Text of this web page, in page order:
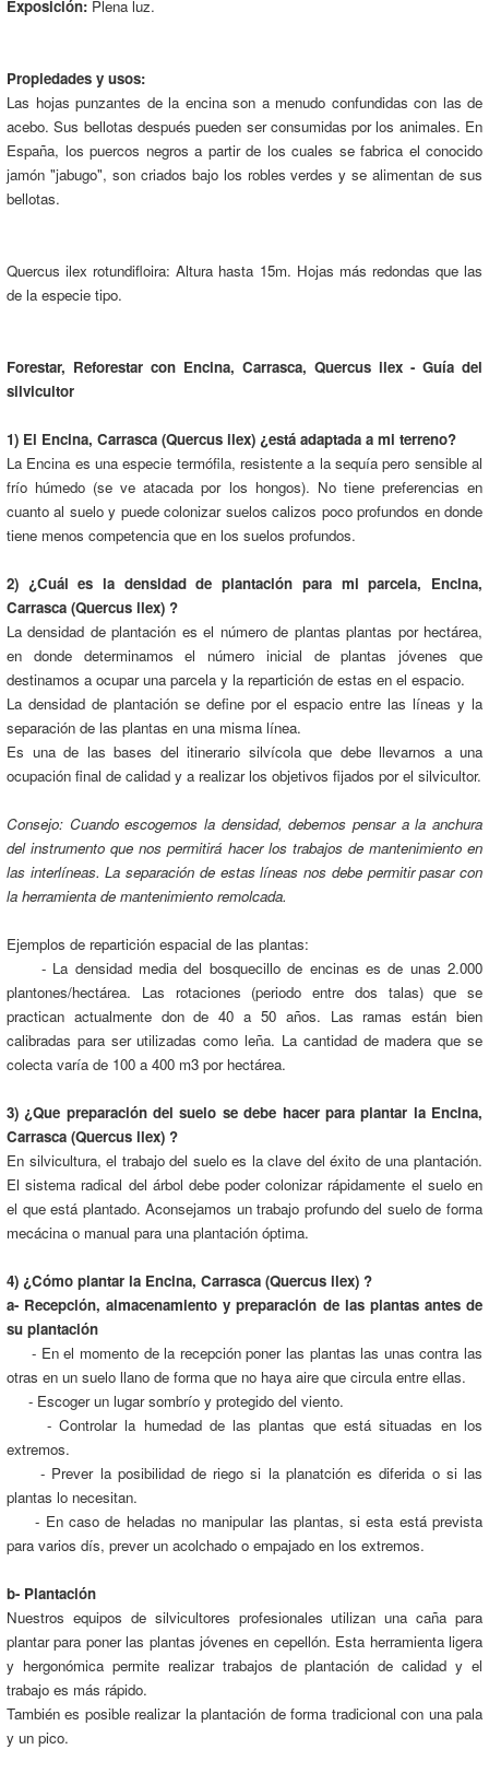
Exposición: Plena luz.
Propiedades y usos:
Las hojas punzantes de la encina son a menudo confundidas con las de
acebo. Sus bellotas después pueden ser consumidas por los animales. En
España, los puercos negros a partir de los cuales se fabrica el conocido
jamón "jabugo", son criados bajo los robles verdes y se alimentan de sus
bellotas.
Quercus ilex rotundifloira: Altura hasta 15m. Hojas más redondas que las
de la especie tipo.
Forestar, Reforestar con Encina, Carrasca, Quercus ilex - Guía del
silvicultor
1) El Encina, Carrasca (Quercus ilex) ¿está adaptada a mi terreno?
La Encina es una especie termófila, resistente a la sequía pero sensible al
frío húmedo (se ve atacada por los hongos). No tiene preferencias en
cuanto al suelo y puede colonizar suelos calizos poco profundos en donde
tiene menos competencia que en los suelos profundos.
2) ¿Cuál es la densidad de plantación para mi parcela, Encina,
Carrasca (Quercus ilex) ?
La densidad de plantación es el número de plantas plantas por hectárea,
en donde determinamos el número inicial de plantas jóvenes que
destinamos a ocupar una parcela y la repartición de estas en el espacio.
La densidad de plantación se define por el espacio entre las líneas y la
separación de las plantas en una misma línea.
Es una de las bases del itinerario silvícola que debe llevarnos a una
ocupación final de calidad y a realizar los objetivos fijados por el silvicultor.
Consejo: Cuando escogemos la densidad, debemos pensar a la anchura
del instrumento que nos permitirá hacer los trabajos de mantenimiento en
las interlíneas. La separación de estas líneas nos debe permitir pasar con
la herramienta de mantenimiento remolcada.
Ejemplos de repartición espacial de las plantas:
- La densidad media del bosquecillo de encinas es de unas 2.000
plantones/hectárea. Las rotaciones (periodo entre dos talas) que se
practican actualmente don de 40 a 50 años. Las ramas están bien
calibradas para ser utilizadas como leña. La cantidad de madera que se
colecta varía de 100 a 400 m3 por hectárea.
3) ¿Que preparación del suelo se debe hacer para plantar la Encina,
Carrasca (Quercus ilex) ?
En silvicultura, el trabajo del suelo es la clave del éxito de una plantación.
El sistema radical del árbol debe poder colonizar rápidamente el suelo en
el que está plantado. Aconsejamos un trabajo profundo del suelo de forma
mecácina o manual para una plantación óptima.
4) ¿Cómo plantar la Encina, Carrasca (Quercus ilex) ?
a- Recepción, almacenamiento y preparación de las plantas antes de
su plantación
- En el momento de la recepción poner las plantas las unas contra las
otras en un suelo llano de forma que no haya aire que circula entre ellas.
- Escoger un lugar sombrío y protegido del viento.
- Controlar la humedad de las plantas que está situadas en los
extremos.
- Prever la posibilidad de riego si la planatción es diferida o si las
plantas lo necesitan.
- En caso de heladas no manipular las plantas, si esta está prevista
para varios dís, prever un acolchado o empajado en los extremos.
b- Plantación
Nuestros equipos de silvicultores profesionales utilizan una caña para
plantar para poner las plantas jóvenes en cepellón. Esta herramienta ligera
y hergonómica permite realizar trabajos de plantación de calidad y el
trabajo es más rápido.
También es posible realizar la plantación de forma tradicional con una pala
y un pico.